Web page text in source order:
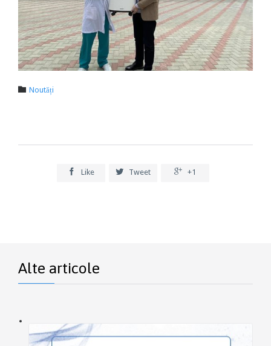
 Category
Noutăți
 Like  Tweet  +1
Alte articole